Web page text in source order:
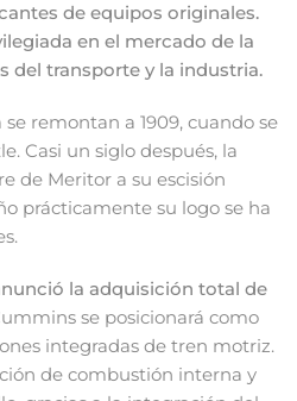
de equipos originales.
en el mercado de la
del transporte y la industria.
remontan a 1909, cuando se
Casi un siglo después, la
de Meritor a su escisión
prácticamente su logo se ha
la adquisición total de
se posicionará como
integradas de tren motriz.
de combustión interna y